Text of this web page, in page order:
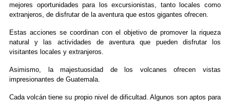
mejores oportunidades para los excursionistas, tanto locales como
extranjeros, de disfrutar de la aventura que estos gigantes ofrecen.
Estas acciones se coordinan con el objetivo de promover la riqueza
natural y las actividades de aventura que pueden disfrutar los
visitantes locales y extranjeros.
Asimismo, la majestuosidad de los volcanes ofrecen vistas
impresionantes de Guatemala.
Cada volcán tiene su propio nivel de dificultad. Algunos son aptos para